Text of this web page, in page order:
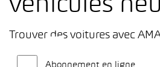
véhicules
Trouver des voitures avec
Abonnement en ligne